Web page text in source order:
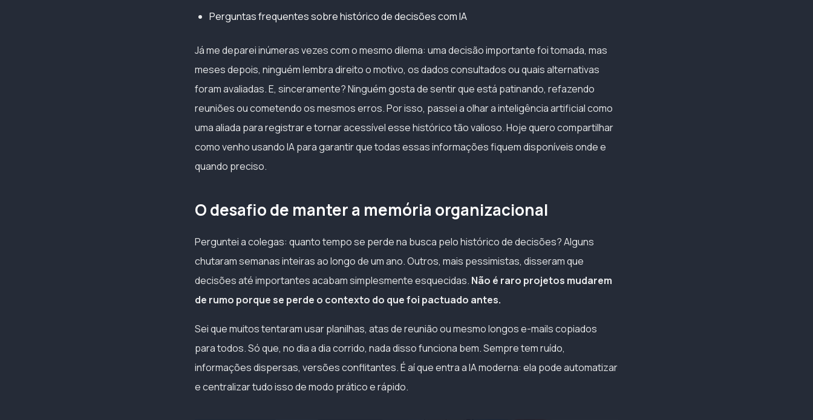
Perguntas frequentes sobre histórico de decisões com IA
Já me deparei inúmeras vezes com o mesmo dilema: uma decisão importante foi tomada, mas
meses depois, ninguém lembra direito o motivo, os dados consultados ou quais alternativas
foram avaliadas. E, sinceramente? Ninguém gosta de sentir que está patinando, refazendo
reuniões ou cometendo os mesmos erros. Por isso, passei a olhar a inteligência artificial como
uma aliada para registrar e tornar acessível esse histórico tão valioso. Hoje quero compartilhar
como venho usando IA para garantir que todas essas informações fiquem disponíveis onde e
quando preciso.
O desafio de manter a memória organizacional
Perguntei a colegas: quanto tempo se perde na busca pelo histórico de decisões? Alguns
chutaram semanas inteiras ao longo de um ano. Outros, mais pessimistas, disseram que
decisões até importantes acabam simplesmente esquecidas. Não é raro projetos mudarem
de rumo porque se perde o contexto do que foi pactuado antes.
Sei que muitos tentaram usar planilhas, atas de reunião ou mesmo longos e-mails copiados
para todos. Só que, no dia a dia corrido, nada disso funciona bem. Sempre tem ruído,
informações dispersas, versões conflitantes. É aí que entra a IA moderna: ela pode automatizar
e centralizar tudo isso de modo prático e rápido.